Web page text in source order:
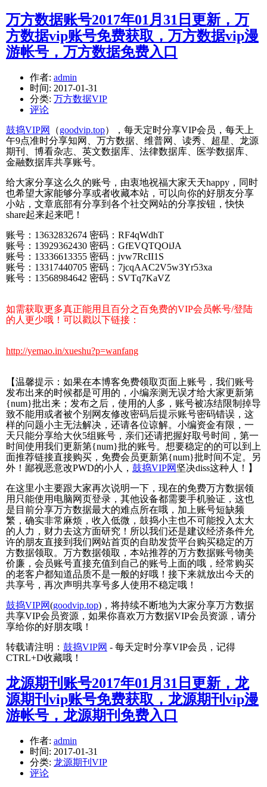
万方数据账号2017年01月31日更新，万
方数据vip账号免费获取，万方数据vip漫
游帐号，万方数据免费入口
作者: admin
时间: 2017-01-31
分类: 万方数据VIP
评论
鼓捣VIP网
（goodvip.top），每天定时分享VIP会员，每天上
午9点准时分享知网、万方数据、维普网、读秀、超星、龙源
期刊、博看杂志、英文数据库、法律数据库、医学数据库、
金融数据库共享账号。
给大家分享这么久的账号，由衷地祝福大家天天happy，同时
也希望大家能够分享或者收藏本站，可以向你的好朋友分享
小站，文章底部有分享到各个社交网站的分享按钮，快快
share起来起来吧！
账号：13632832674 密码：RF4qWdhT
账号：13929362430 密码：GfEVQTQOiJA
账号：13336613355 密码：jvw7RcII1S
账号：13317440705 密码：7jcqAAC2V5w3Yr53xa
账号：13568984642 密码：SVTq7KaVZ
如需获取更多真正能用且百分之百免费的VIP会员帐号/登陆
的人更少哦！可以戳以下链接：
http://yemao.in/xueshu?p=wanfang
【温馨提示：如果在本博客免费领取页面上账号，我们账号
发布出来的时候都是可用的，小编亲测无误才给大家更新第
{num}批出来；发布之后，使用的人多，账号被冻结限制掉导
致不能用或者被个别网友修改密码后提示账号密码错误，这
样的问题小主无法解决，还请各位谅解。小编资金有限，一
天只能分享给大伙5组账号，亲们还请把握好取号时间，第一
时间使用我们更新第{num}批的账号。想要稳定的的可以到上
面推荐链接直接购买，免费会员更新第{num}批时间不定。另
外！鄙视恶意改PWD的小人， 鼓捣VIP网 坚决diss这种人！】
在这里小主要跟大家再次说明一下，现在的免费万方数据领
用只能使用电脑网页登录，其他设备都需要手机验证，这也
是目前分享万方数据最大的难点所在哦，加上账号短缺频
繁，确实非常麻烦，收入低微，鼓捣小主也不可能投入太大
的人力，财力去这方面研究！所以我们还是建议经济条件允
许的朋友直接到我们网站首页的自助发货平台购买稳定的万
方数据领取。万方数据领取，本站推荐的万方数据账号物美
价廉，会员账号直接充值到自己的账号上面的哦，经常购买
的老客户都知道品质不是一般的好哦！接下来就放出今天的
共享号，再次声明共享号多人使用不稳定哦！
鼓捣VIP网(goodvip.top)，将持续不断地为大家分享万方数据
共享VIP会员资源，如果你喜欢万方数据VIP会员资源，请分
享给你的好朋友哦！
转载请注明： 鼓捣VIP网 - 每天定时分享VIP会员，记得
CTRL+D收藏哦！
龙源期刊账号2017年01月31日更新，龙
源期刊vip账号免费获取，龙源期刊vip漫
游帐号，龙源期刊免费入口
作者: admin
时间: 2017-01-31
分类: 龙源期刊VIP
评论